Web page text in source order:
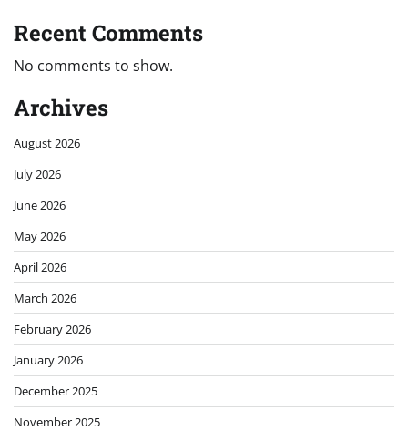
Recent Comments
No comments to show.
Archives
August 2026
July 2026
June 2026
May 2026
April 2026
March 2026
February 2026
January 2026
December 2025
November 2025